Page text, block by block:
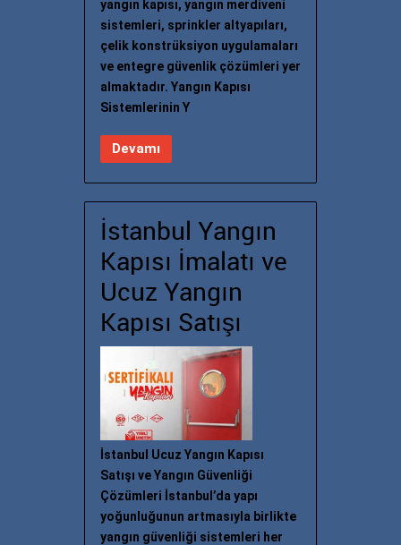
yangın kapısı, yangın merdiveni
sistemleri, sprinkler altyapıları,
çelik konstrüksiyon uygulamaları
ve entegre güvenlik çözümleri yer
almaktadır. Yangın Kapısı
Sistemlerinin Y
Devamı
İstanbul Yangın
Kapısı İmalatı ve
Ucuz Yangın
Kapısı Satışı
İstanbul Ucuz Yangın Kapısı
Satışı ve Yangın Güvenliği
Çözümleri İstanbul’da yapı
yoğunluğunun artmasıyla birlikte
yangın güvenliği sistemleri her